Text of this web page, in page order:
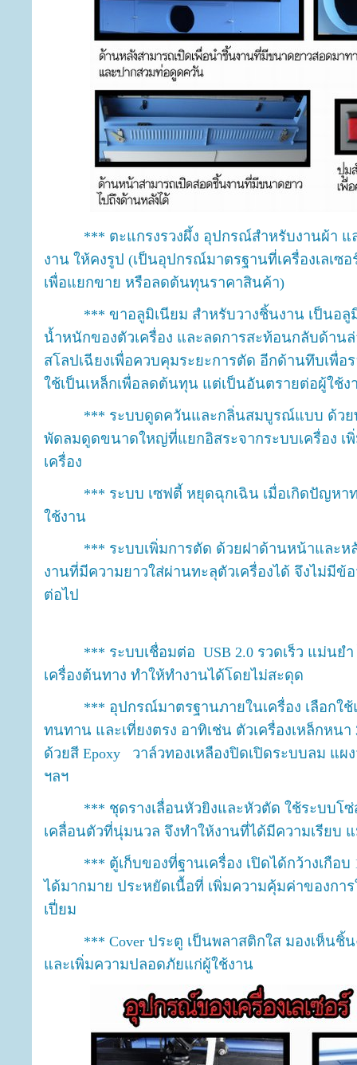
*** ตะแกรงรวงผึ้ง อุปกรณ์สำหรับงานผ้า แล
งาน ให้คงรูป (เป็นอุปกรณ์มาตรฐานที่เครื่องเลเ
เพื่อแยกขาย หรือลดต้นทุนราคาสินค้า)
*** ขาอลูมิเนียม สำหรับวางชิ้นงาน เป็นอลูมิ
น้ำหนักของตัวเครื่อง และลดการสะท้อนกลับด้าน
สโลปเฉียงเพื่อควบคุมระยะการตัด อีกด้านทึบเพื่
ใช้เป็นเหล็กเพื่อลดต้นทุน แต่เป็นอันตรายต่อผู้ใช้ง
*** ระบบดูดควันและกลิ่นสมบูรณ์แบบ ด้วยท่
พัดลมดูดขนาดใหญ่ที่แยกอิสระจากระบบเครื่อง เ
เครื่อง
*** ระบบ เซฟตี้ หยุดฉุกเฉิน เมื่อเกิดปัญหาท
ใช้งาน
*** ระบบเพิ่มการตัด ด้วยฝาด้านหน้าและหลัง
งานที่มีความยาวใส่ผ่านทะลุตัวเครื่องได้ จึงไม่มี
ต่อไป